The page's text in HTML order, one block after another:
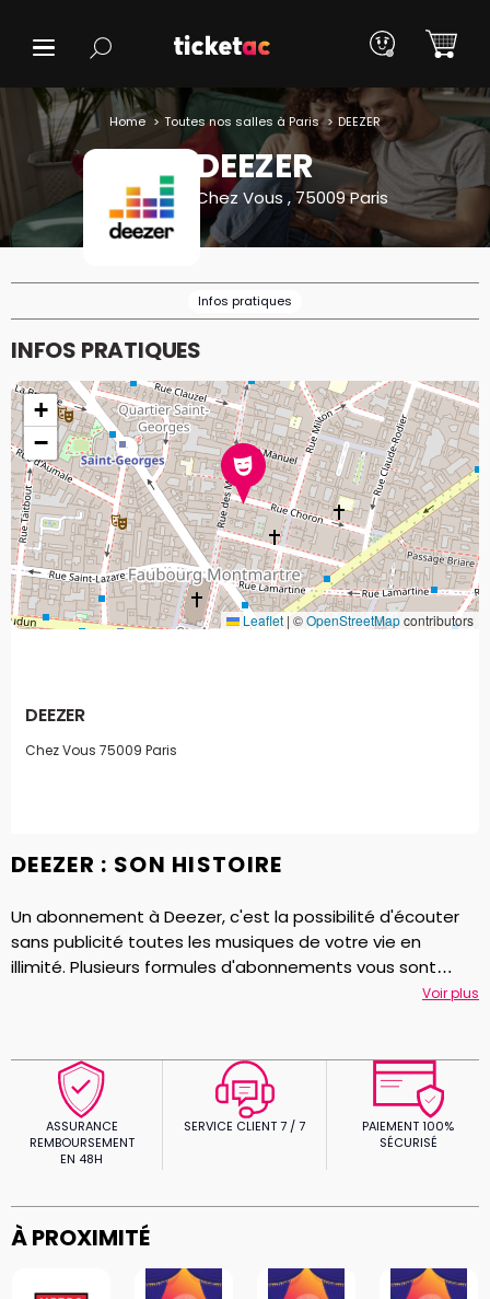
Home Toutes nos salles à Paris DEEZER
DEEZER
Chez Vous , 75009 Paris
Infos pratiques
INFOS PRATIQUES
+
−
Leaflet | ©OpenStreetMapcontributors
DEEZER
Chez Vous 75009 Paris
DEEZER : SON HISTOIRE
Un abonnement à Deezer, c'est la possibilité d'écouter
sans publicité toutes les musiques de votre vie en
illimité. Plusieurs formules d'abonnements vous sont
Voir plus
ASSURANCE
REMBOURSEMENT
EN 48H
SERVICE CLIENT 7 / 7
PAIEMENT 100%
SÉCURISÉ
À PROXIMITÉ